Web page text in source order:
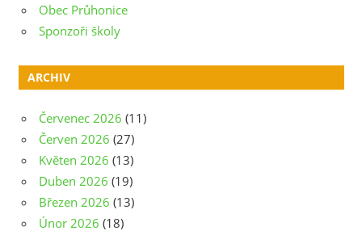
Obec Průhonice
Sponzoři školy
ARCHIV
Červenec 2026 (11)
Červen 2026 (27)
Květen 2026 (13)
Duben 2026 (19)
Březen 2026 (13)
Únor 2026 (18)